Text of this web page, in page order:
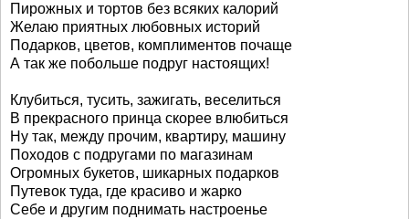
Пирожных и тортов без всяких калорий
Желаю приятных любовных историй
Подарков, цветов, комплиментов почаще
А так же побольше подруг настоящих!
Клубиться, тусить, зажигать, веселиться
В прекрасного принца скорее влюбиться
Ну так, между прочим, квартиру, машину
Походов с подругами по магазинам
Огромных букетов, шикарных подарков
Путевок туда, где красиво и жарко
Себе и другим поднимать настроенье